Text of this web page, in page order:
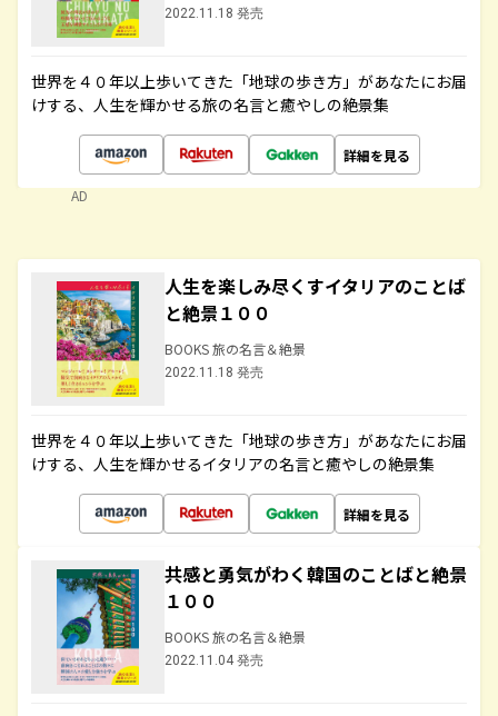
2022.11.18 発売
世界を４０年以上歩いてきた「地球の歩き方」があなたにお届
けする、人生を輝かせる旅の名言と癒やしの絶景集
詳細を見る
AD
人生を楽しみ尽くすイタリアのことば
と絶景１００
BOOKS 旅の名言＆絶景
2022.11.18 発売
世界を４０年以上歩いてきた「地球の歩き方」があなたにお届
けする、人生を輝かせるイタリアの名言と癒やしの絶景集
詳細を見る
共感と勇気がわく韓国のことばと絶景
１００
BOOKS 旅の名言＆絶景
2022.11.04 発売